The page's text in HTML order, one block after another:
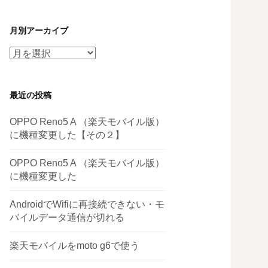
月別アーカイブ
月
ー
イ
ブ
最近の投稿
OPPO Reno5 A （楽天モバイル版）
に機種変更した【その２】
OPPO Reno5 A （楽天モバイル版）
に機種変更した
AndroidでWifiに再接続できない・モ
バイルデータ通信が切れる
楽天モバイルをmoto g6で使う